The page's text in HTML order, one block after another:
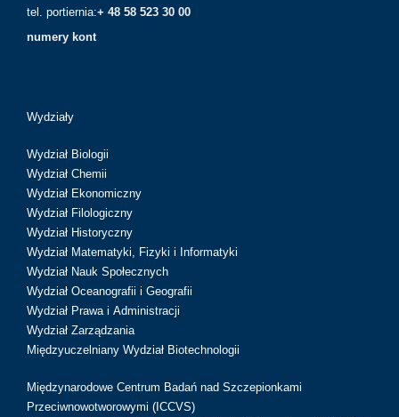
tel. portiernia:+ 48 58 523 30 00
numery kont
Wydziały
Wydział Biologii
Wydział Chemii
Wydział Ekonomiczny
Wydział Filologiczny
Wydział Historyczny
Wydział Matematyki, Fizyki i Informatyki
Wydział Nauk Społecznych
Wydział Oceanografii i Geografii
Wydział Prawa i Administracji
Wydział Zarządzania
Międzyuczelniany Wydział Biotechnologii
Międzynarodowe Centrum Badań nad Szczepionkami
Przeciwnowotworowymi (ICCVS)